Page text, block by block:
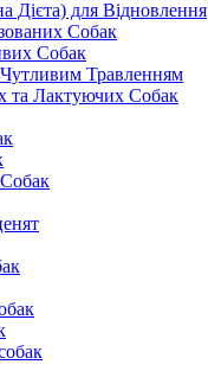
Дієта) для Відновлення
Собак
Собак
Травленням
та Лактуючих Собак